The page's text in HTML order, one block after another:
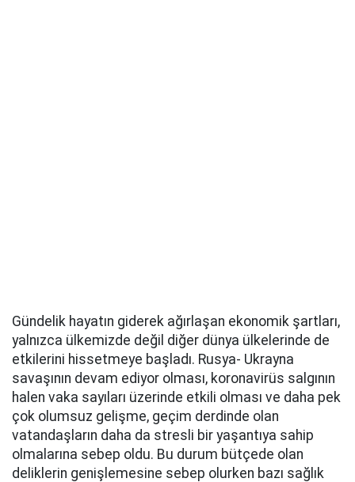
Gündelik hayatın giderek ağırlaşan ekonomik şartları,
yalnızca ülkemizde değil diğer dünya ülkelerinde de
etkilerini hissetmeye başladı. Rusya- Ukrayna
savaşının devam ediyor olması, koronavirüs salgının
halen vaka sayıları üzerinde etkili olması ve daha pek
çok olumsuz gelişme, geçim derdinde olan
vatandaşların daha da stresli bir yaşantıya sahip
olmalarına sebep oldu. Bu durum bütçede olan
deliklerin genişlemesine sebep olurken bazı sağlık